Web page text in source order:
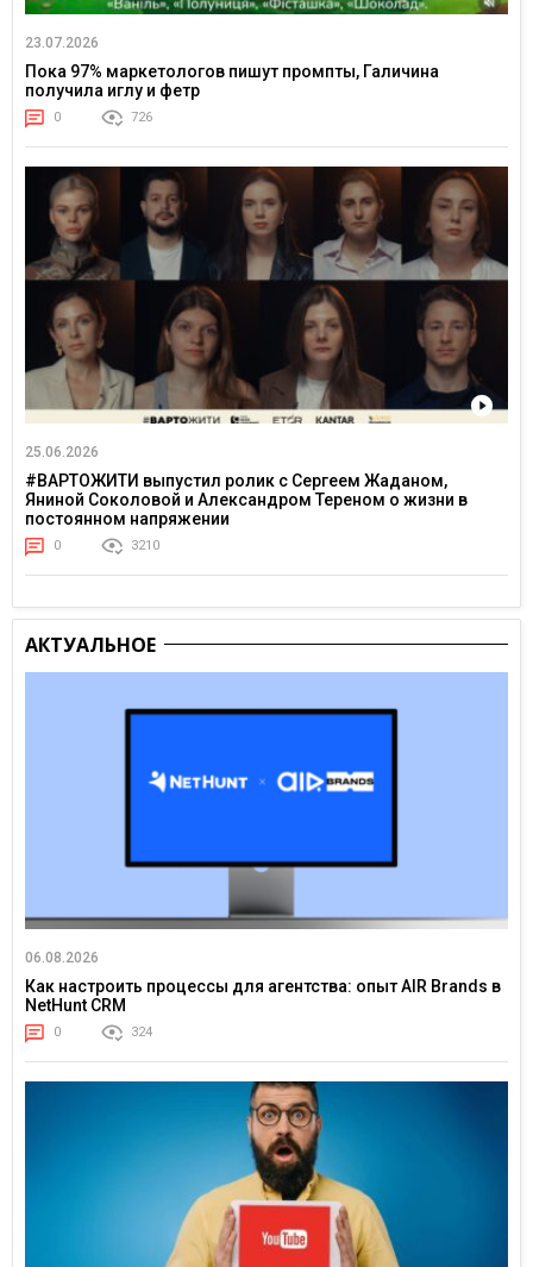
23.07.2026
Пока 97% маркетологов пишут промпты, Галичина
получила иглу и фетр
0 726
25.06.2026
#ВАРТОЖИТИ выпустил ролик с Сергеем Жаданом,
Яниной Соколовой и Александром Тереном о жизни в
постоянном напряжении
0 3210
АКТУАЛЬНОЕ
06.08.2026
Как настроить процессы для агентства: опыт AIR Brands в
NetHunt CRM
0 324